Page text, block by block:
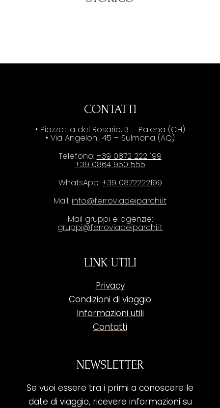
CONTATTI
• Piazzetta del Rosario, 3 – Palena (CH)
• Via Angeloni, 45 – Sulmona (AQ)
Telefono: +39 0872 222 199
+39 0864 950 555
WhatsApp: +39 0872222199
Mail: info@ferroviadeiparchi.it
Mail gruppi e agenzie:
gruppi@ferroviadeiparchi.it
LINK UTILI
Privacy
Condizioni di viaggio
Informazioni utili
Contatti
NEWSLETTER
Se vuoi essere tra i primi a conoscere le
date di viaggio, ricevere informazioni su